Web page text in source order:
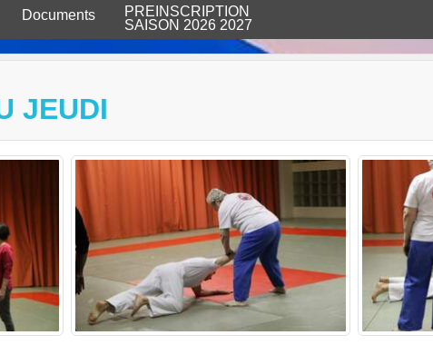
Documents
PREINSCRIPTION
SAISON 2026 2027
JEUDI